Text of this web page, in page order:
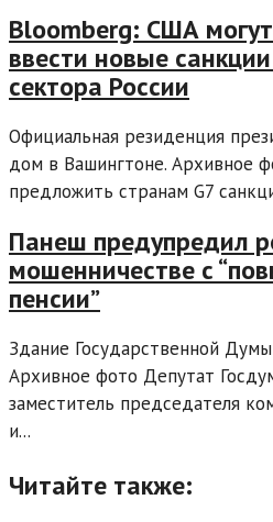
Bloomberg: США
ввести новые
сектора России
Официальная резиденция
дом в Вашингтоне. Архивное
предложить странам G7
Панеш предупредил
мошенничестве с
пенсии”
Здание Государственной
Архивное фото Депутат
заместитель председателя
и...
Читайте также: